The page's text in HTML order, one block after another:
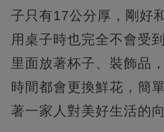
子只有17公分厚，剛好
用桌子時也完全不會受
里面放著杯子、裝飾品
時間都會更換鮮花，簡
著一家人對美好生活的向